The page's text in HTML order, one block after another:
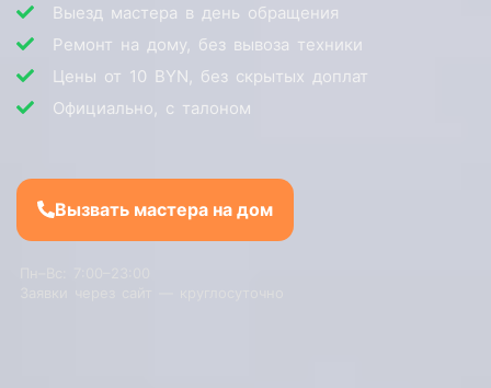
Выезд мастера в день обращения
Ремонт на дому, без вывоза техники
Цены от 10 BYN, без скрытых доплат
Официально, с талоном
Вызвать мастера на дом